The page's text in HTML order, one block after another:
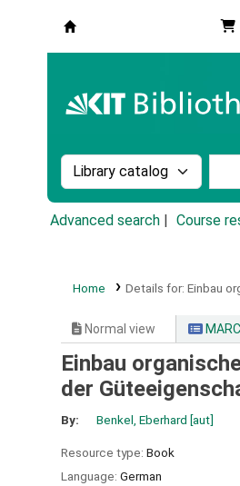
Search the catalog by:
Advanced search Course
Home Details for: Einbau
Normal view
Einbau
der
By: Benkel, Eberhard [aut]
Resource type: Book
Language: German